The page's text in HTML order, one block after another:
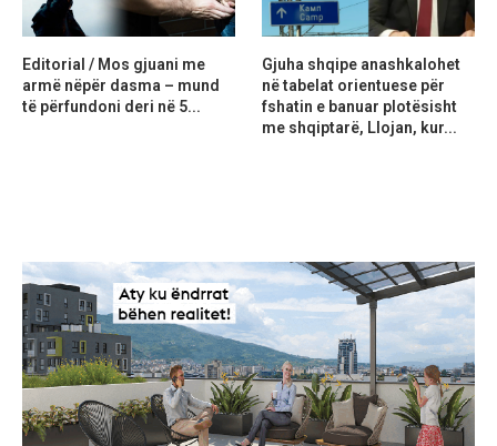
Editorial / Mos gjuani me
armë nëpër dasma – mund
të përfundoni deri në 5...
Gjuha shqipe anashkalohet
në tabelat orientuese për
fshatin e banuar plotësisht
me shqiptarë, Llojan, kur...